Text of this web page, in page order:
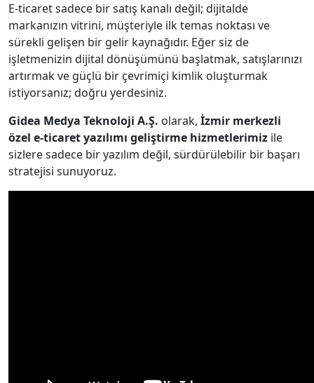
E-ticaret sadece bir satış kanalı değil; dijitalde
markanızın vitrini, müşteriyle ilk temas noktası ve
sürekli gelişen bir gelir kaynağıdır. Eğer siz de
işletmenizin dijital dönüşümünü başlatmak, satışlarınızı
artırmak ve güçlü bir çevrimiçi kimlik oluşturmak
istiyorsanız; doğru yerdesiniz.
Gidea Medya Teknoloji A.Ş. olarak, İzmir merkezli
özel e-ticaret yazılımı geliştirme hizmetlerimiz ile
sizlere sadece bir yazılım değil, sürdürülebilir bir başarı
stratejisi sunuyoruz.